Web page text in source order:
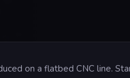
on a flatbed CNC line.